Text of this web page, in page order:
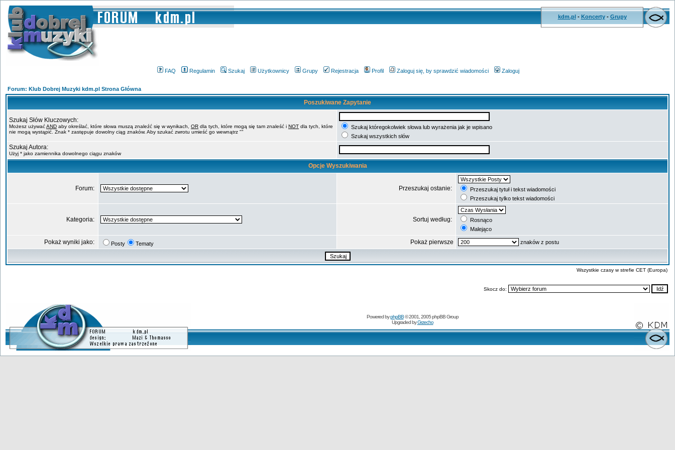
kdm.pl- Koncerty- Grupy
FAQ Regulamin Szukaj Użytkownicy Grupy Rejestracja Profil Zaloguj się, by sprawdzić wiadomości Zaloguj
Forum: Klub Dobrej Muzyki kdm.pl Strona Główna
Poszukiwane Zapytanie
Szukaj Słów Kluczowych:
Możesz używaćAND aby określać, które słowa muszą znaleźć się w wynikach, OR dla tych, które mogą się tam znaleść i NOT dla tych, które
nie mogą wystąpić. Znak * zastępuje dowolny ciąg znaków. Aby szukać zwrotu umieść go wewnątrz ""
Szukaj któregokolwiek słowa lub wyrażenia jak je wpisano
Szukaj wszystkich słów
Szukaj Autora:
Użyj * jako zamiennika dowolnego ciągu znaków
Opcje Wyszukiwania
Forum: Przeszukaj ostanie:
Przeszukaj tytuł i tekst wiadomości
Przeszukaj tylko tekst wiadomości
Kategoria: Sortuj według:
Rosnąco
Malejąco
Pokaż wyniki jako: Posty Tematy Pokaż pierwsze znaków z postu
Wszystkie czasy w strefie CET (Europa)
Skocz do:
Powered byphpBB© 2001, 2005 phpBB Group
Upgraded byGrzecho